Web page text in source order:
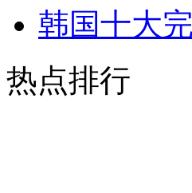
韩国十大
热点排行